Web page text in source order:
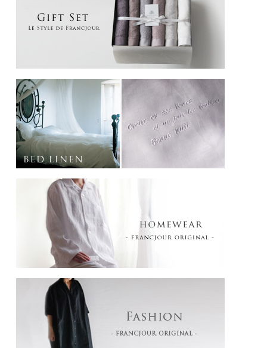
生産地 今治
■お祝い事など、のし紙やのしカードのご希望も承ります。
のし紙ご希望の場合はリボンが干渉してしまうため、リボンなしでのお届けとなり
ます。
・内のし: お箱にのしをかけて、包装致します。
・外のし: お箱に包装して、のしをかけます。
一般的に、ご自身で持参される場合は外のし、先方様へ宅配される場合は内のしに
される方が多いようです。
どちらでも失礼になる事はありません。
・のしカード: お箱の中にお入れし、お箱にリボンをおかけします。